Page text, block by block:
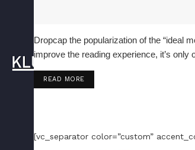
Dropcap the popularization of the “ideal
improve the reading experience, it’s only
READ MOREDETAILS
[vc_separator color=”custom”